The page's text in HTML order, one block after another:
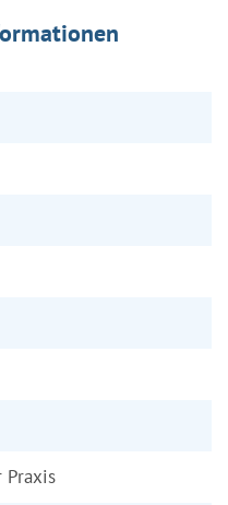
Praxis